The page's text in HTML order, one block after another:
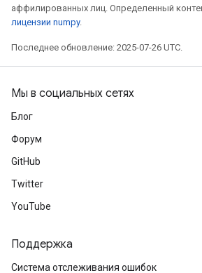
аффилированных лиц. Определенный
лицензии numpy.
Последнее обновление: 2025-07-26 UTC.
Мы в социальных сетях
Блог
Форум
GitHub
Twitter
YouTube
Поддержка
Система отслеживания ошибок